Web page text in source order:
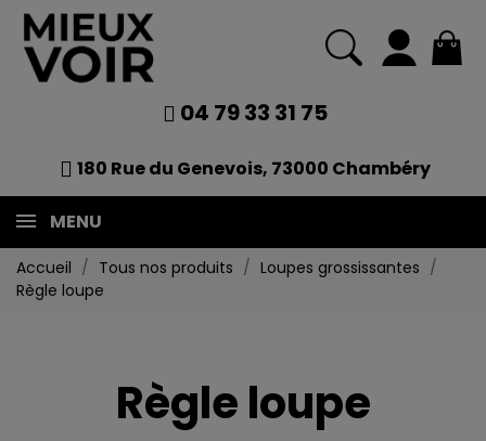
04 79 33 31 75
180 Rue du Genevois, 73000 Chambéry
MENU
Accueil Tous nos produits
Loupes grossissantes
Règle loupe
Règle loupe